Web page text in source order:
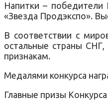
Напитки – победители
«Звезда Продэкспо».
В соответствии с
остальные страны
признакам.
Медалями конкурса
Главные призы